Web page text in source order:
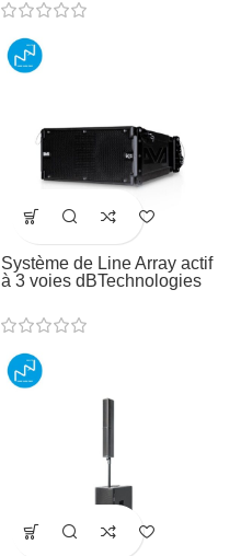
Système de Line Array actif
à 3 voies dBTechnologies